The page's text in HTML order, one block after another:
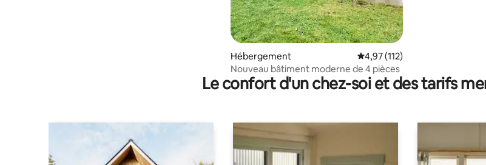
Hébergement Évaluation moyenne sur la
4,97 (112)
Nouveau bâtiment moderne de 4 pièces
Le confort d'un chez-soi et des tarifs